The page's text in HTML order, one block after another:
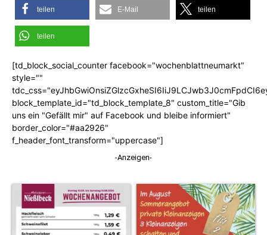
teilen E-Mail teilen
teilen
[td_block_social_counter facebook="wochenblattneumarkt"
style=""
block_template_id="td_block_template_8" custom_title="Gib
uns ein "Gefällt mir" auf Facebook und bleibe informiert"
border_color="#aa2926"
f_header_font_transform="uppercase"]
-Anzeigen-